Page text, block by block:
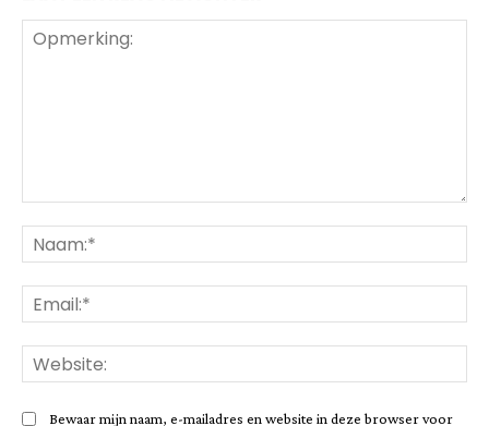
Bewaar mijn naam, e-mailadres en website in deze browser voor